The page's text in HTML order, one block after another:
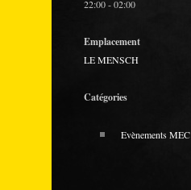
22:00 - 02:00
Emplacement
LE MENSCH
Catégories
Evènements MEC